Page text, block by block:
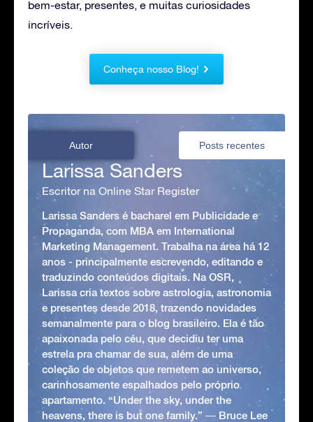
bem-estar, presentes, e muitas curiosidades
incríveis.
Conheça nosso Blog!
Autor Posts recentes
Larissa Sanders
Escritor na Online Star Register
Larissa Sanders é bacharel em Publicidade e
Propaganda, com MBA em International
Marketing Management. Trabalha na área há 12
anos - principalmente escrevendo, editando e
traduzindo conteúdos digitais. Na OSR,
Larissa cria textos sobre astrologia, astronomia
e presentes desde 2018, trazendo novidades
semanalmente para o blog brasileiro. Ela é tão
apaixonada pelo céu, que decidiu ter uma
estrela pra chamar de sua, além de uma
coleção de objetos que remetem ao universo,
carinhosamente espalhados pelo próprio
apartamento. “Under the sky, under the
heavens, there is but one family.” ― Bruce Lee